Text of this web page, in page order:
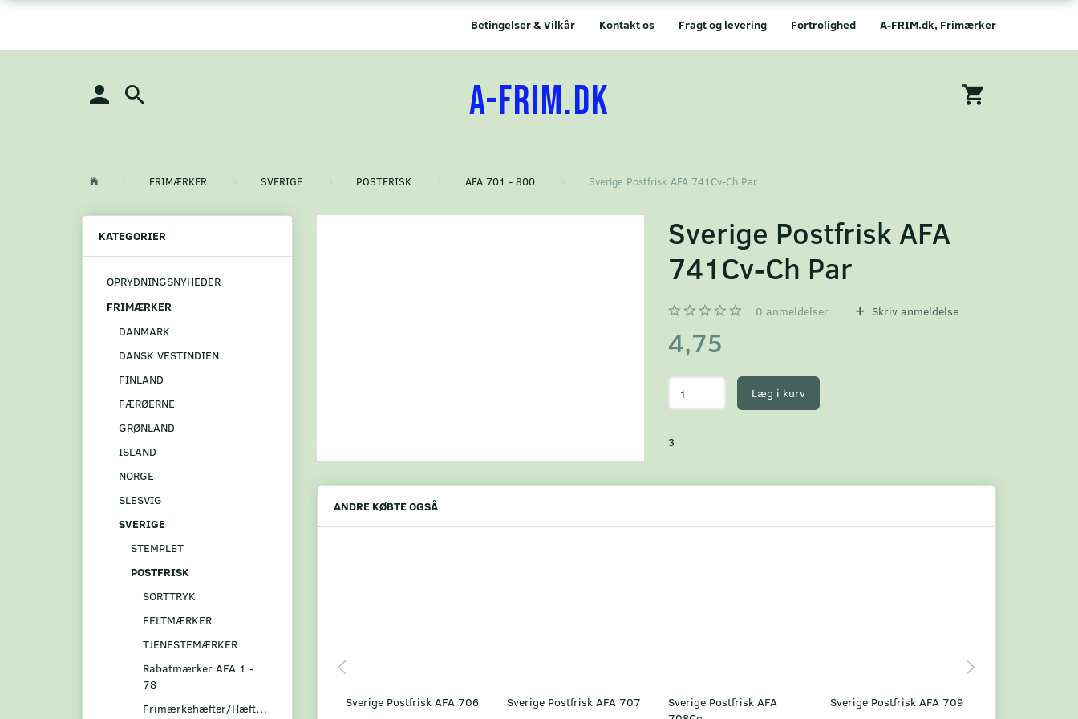
A-FRIM.dk, Frimærker
Fortrolighed
Fragt og levering
Kontakt os
Betingelser & Vilkår
A-FRIM.DK
FRIMÆRKER SVERIGE POSTFRISK AFA 701 - 800 Sverige Postfrisk AFA 741Cv-Ch Par
KATEGORIER
OPRYDNINGSNYHEDER
FRIMÆRKER
DANMARK
DANSK VESTINDIEN
FINLAND
FÆRØERNE
GRØNLAND
ISLAND
NORGE
SLESVIG
SVERIGE
STEMPLET
POSTFRISK
SORTTRYK
FELTMÆRKER
TJENESTEMÆRKER
Rabatmærker AFA 1 -
78
Frimærkehæfter/Hæftesammentryk
Sverige Postfrisk AFA
741Cv-Ch Par
0 anmeldelser Skriv anmeldelse
4,75
Læg i kurv
3
ANDRE KØBTE OGSÅ
Sverige Postfrisk AFA 706 Sverige Postfrisk AFA 707
Sverige Postfrisk AFA
Sverige Postfrisk AFA 709